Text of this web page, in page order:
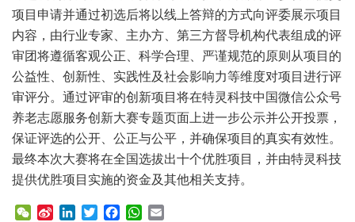
项目申请并通过初选后将以线上答辩的方式向评委展示项目
内容，由行业专家、主办方、第三方督导机构代表组成的评
审团将遵循客观公正、科学合理、严谨规范的原则从项目的
公益性、创新性、实践性及社会影响力等维度对项目进行评
审评分。通过评审的创新项目将在特灵科技中国微信公众号
养老志愿服务创新大赛专题页面上进一步公示并公开投票，
保证评选的公开、公正与公平，并确保项目的真实有效性。
最终本次大赛将在全国选拔出十个优胜项目，并由特灵科技
提供优胜项目实施的资金及其他相关支持。
W
S
L
T
F
W